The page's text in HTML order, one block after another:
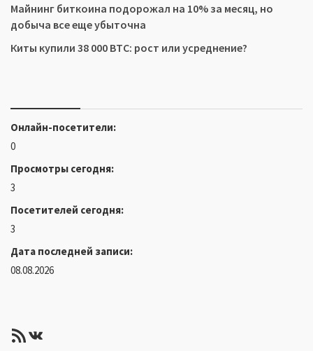
Майнинг биткоина подорожал на 10% за месяц, но
добыча все еще убыточна
Киты купили 38 000 BTC: рост или усреднение?
Онлайн-посетители:
0
Просмотры сегодня:
3
Посетителей сегодня:
3
Дата последней записи:
08.08.2026
RSS-лентаВКонтакте